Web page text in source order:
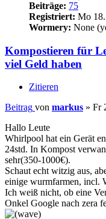
Beiträge: 75
Registriert: Mo
Wormery: None
Kompostieren für
viel Geld haben
Zitieren
Beitrag von markus » Fr
Hallo Leute
Whirlpool hat ein Gerät
24std. In Kompost
sehr(350-1000€).
Schaut echt witzig aus,
einige wurmfarmen, incl.
Ich weiß nicht, ob eine
Onkel Google nach zera